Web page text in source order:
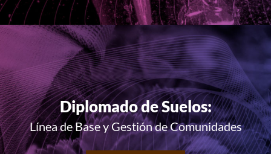
Diplomado de Suelos:
Línea de Base y Gestión de Comunidades